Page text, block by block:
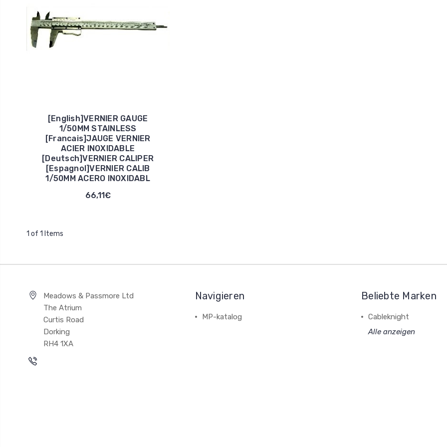
[English]VERNIER GAUGE
1/50MM STAINLESS
[Francais]JAUGE VERNIER
ACIER INOXIDABLE
[Deutsch]VERNIER CALIPER
[Espagnol]VERNIER CALIB
1/50MM ACERO INOXIDABL
66,11€
1 of 1 Items
Meadows & Passmore Ltd
The Atrium
Curtis Road
Dorking
RH4 1XA
Navigieren
MP-katalog
Beliebte Marken
Cableknight
Alle anzeigen